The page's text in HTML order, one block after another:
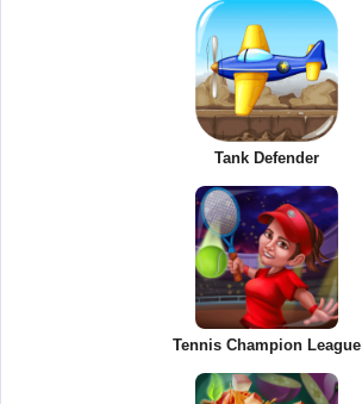
Tank Defender
Tennis Champion League